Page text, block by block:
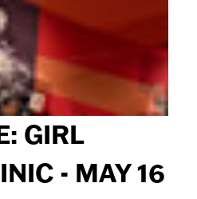
GIRL
- MAY 16